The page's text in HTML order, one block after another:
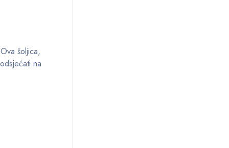
šoljica,
na